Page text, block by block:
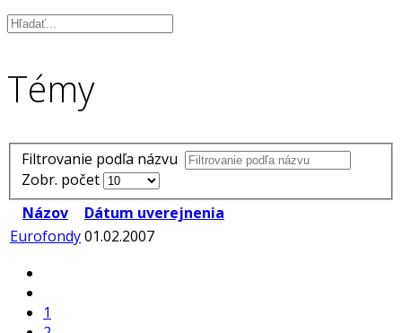
Témy
Filtrovanie podľa názvu
Zobr. počet
Názov
Dátum uverejnenia
Eurofondy01.02.2007
1